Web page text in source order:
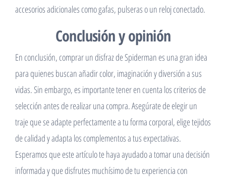
accesorios adicionales como gafas, pulseras o un reloj conectado.
Conclusión y opinión
En conclusión, comprar un disfraz de Spiderman es una gran idea
para quienes buscan añadir color, imaginación y diversión a sus
vidas. Sin embargo, es importante tener en cuenta los criterios de
selección antes de realizar una compra. Asegúrate de elegir un
traje que se adapte perfectamente a tu forma corporal, elige tejidos
de calidad y adapta los complementos a tus expectativas.
Esperamos que este artículo te haya ayudado a tomar una decisión
informada y que disfrutes muchísimo de tu experiencia con